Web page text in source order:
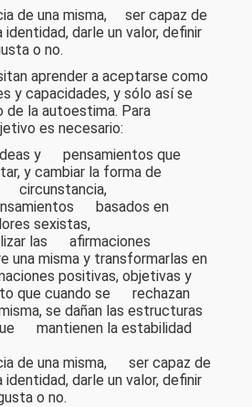
de una misma, ser capaz de
darle un valor, definir
o no.
aprender a aceptarse como
y capacidades, y sólo así se
de la autoestima. Para
es necesario:
y pensamientos que
y cambiar la forma de
circunstancia,
basados en
sexistas,
las afirmaciones
una misma y transformarlas en
positivas, objetivas y
que cuando se rechazan
se dañan las estructuras
mantienen la estabilidad
de una misma, ser capaz de
darle un valor, definir
o no.